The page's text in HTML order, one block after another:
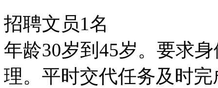
招聘文员1名
年龄30岁到45岁。要求
理。平时交代任务及时